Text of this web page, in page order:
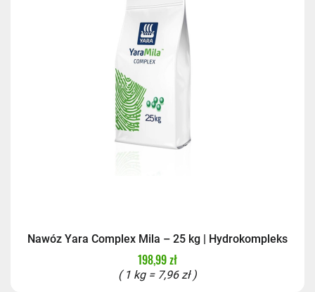
Nawóz Yara Complex Mila – 25 kg | Hydrokompleks
198,99 zł
( 1 kg = 7,96 zł )